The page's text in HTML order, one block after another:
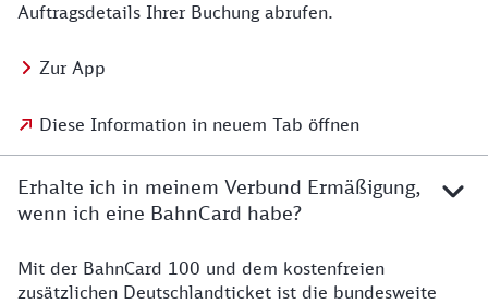
Auftragsdetails Ihrer Buchung abrufen.
Zur App
Diese Information in neuem Tab öffnen
Erhalte ich in meinem Verbund Ermäßigung,
wenn ich eine BahnCard habe?
Mit der BahnCard 100 und dem kostenfreien
zusätzlichen Deutschlandticket ist die bundesweite